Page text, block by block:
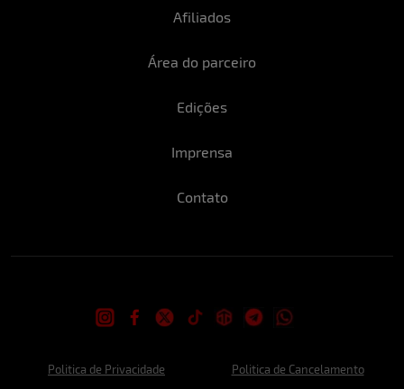
Afiliados
Área do parceiro
Edições
Imprensa
Contato
Politica de Privacidade Politica de Cancelamento